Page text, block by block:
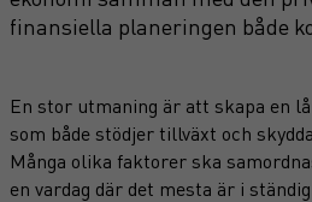
finansiella planeringen både
En stor utmaning är att skapa en
som både stödjer tillväxt och
Många olika faktorer ska
en vardag där det mesta är i